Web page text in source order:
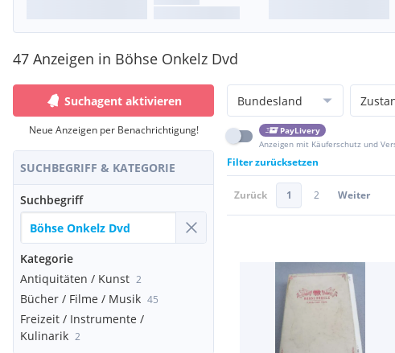
47 Anzeigen in Böhse Onkelz Dvd
Suchagent aktivieren
Neue Anzeigen per Benachrichtigung!
SUCHBEGRIFF & KATEGORIE
Suchbegriff
Kategorie
Antiquitäten / Kunst 2
Bücher / Filme / Musik 45
Freizeit / Instrumente /
Kulinarik 2
Bundesland
PayLivery
Anzeigen mit Käuferschutz und
Filter zurücksetzen
Zurück 1 2 Weiter